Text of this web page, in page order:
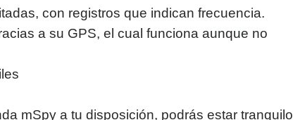
con registros que indican frecuencia.
a su GPS, el cual funciona aunque no
mSpy a tu disposición, podrás estar tranquilo